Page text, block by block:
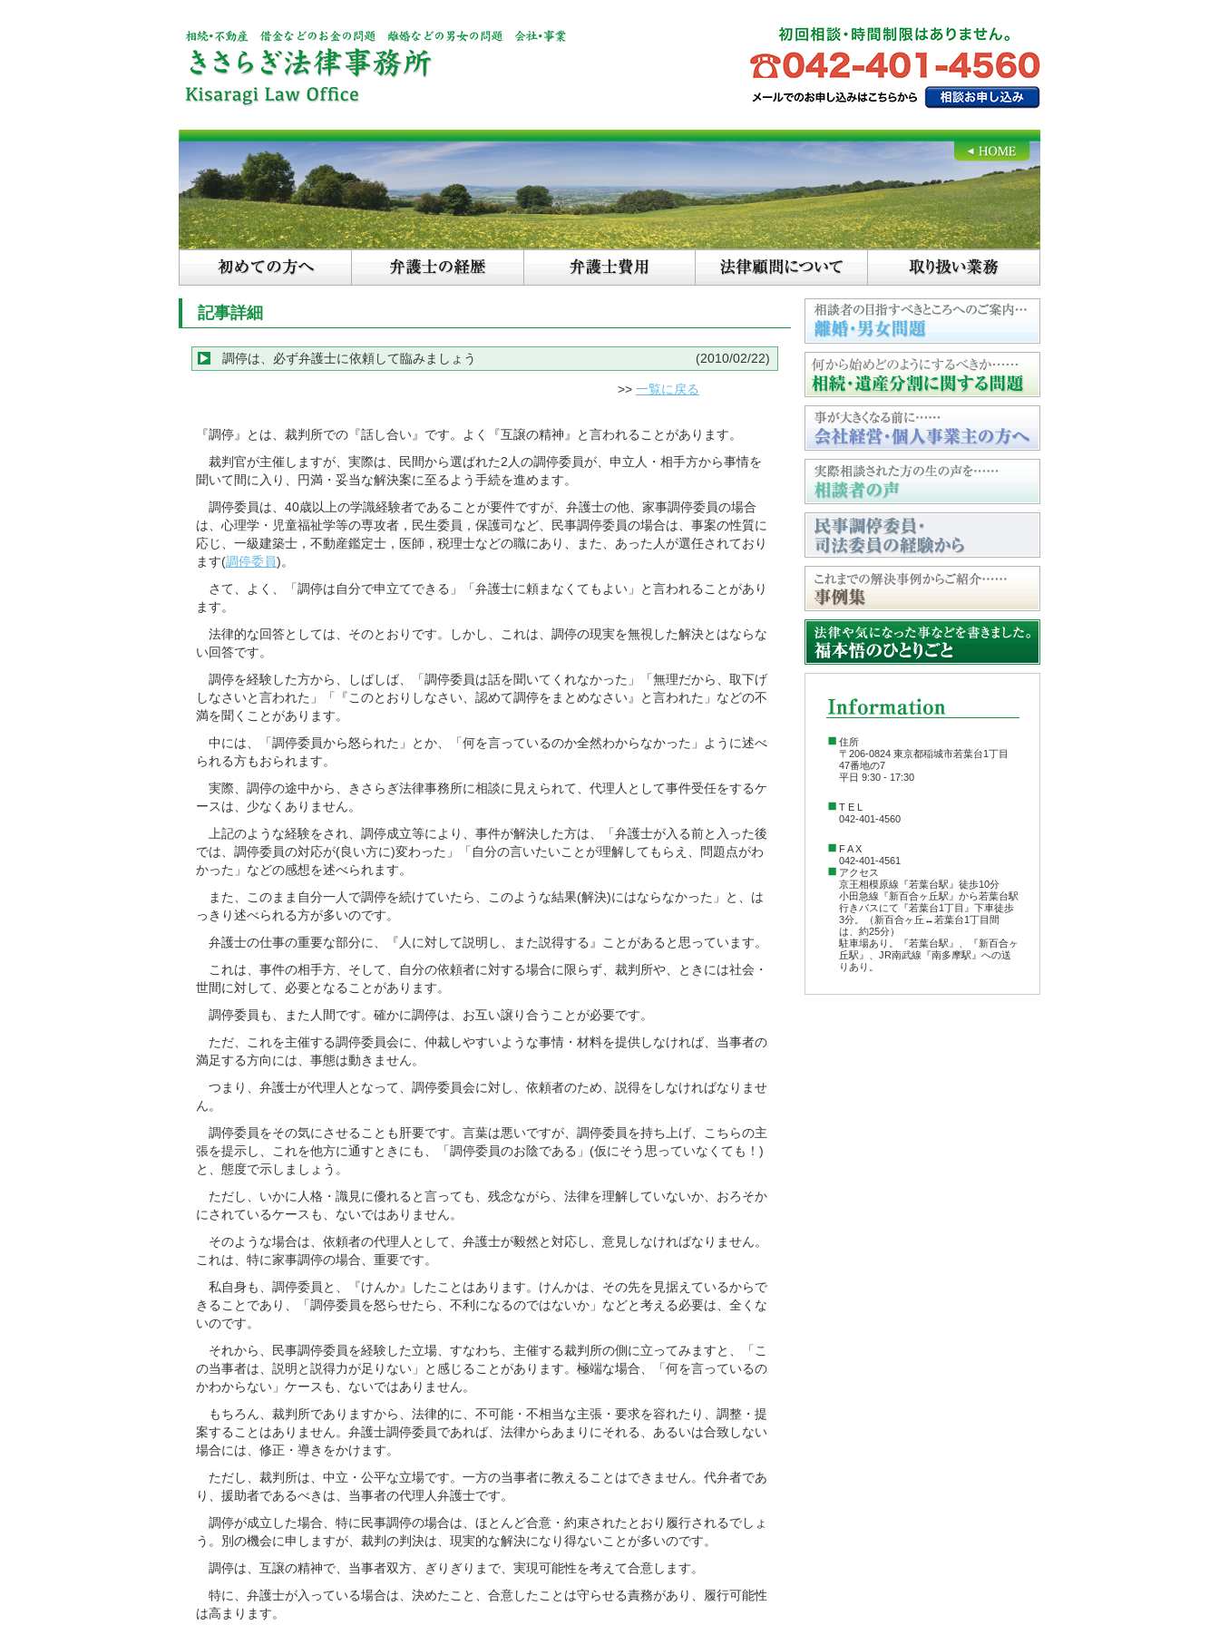
記事詳細
調停は、必ず弁護士に依頼して臨みましょう (2010/02/22)
>> 一覧に戻る
『調停』とは、裁判所での『話し合い』です。よく『互譲の精神』と言われることがあります。
裁判官が主催しますが、実際は、民間から選ばれた2人の調停委員が、申立人・相手方から事情を
聞いて間に入り、円満・妥当な解決案に至るよう手続を進めます。
調停委員は、40歳以上の学識経験者であることが要件ですが、弁護士の他、家事調停委員の場合
は、心理学・児童福祉学等の専攻者，民生委員，保護司など、民事調停委員の場合は、事案の性質に
応じ、一級建築士，不動産鑑定士，医師，税理士などの職にあり、また、あった人が選任されており
ます(調停委員)。
さて、よく、「調停は自分で申立てできる」「弁護士に頼まなくてもよい」と言われることがあり
ます。
法律的な回答としては、そのとおりです。しかし、これは、調停の現実を無視した解決とはならな
い回答です。
調停を経験した方から、しばしば、「調停委員は話を聞いてくれなかった」「無理だから、取下げ
しなさいと言われた」「『このとおりしなさい、認めて調停をまとめなさい』と言われた」などの不
満を聞くことがあります。
中には、「調停委員から怒られた」とか、「何を言っているのか全然わからなかった」ように述べ
られる方もおられます。
実際、調停の途中から、きさらぎ法律事務所に相談に見えられて、代理人として事件受任をするケ
ースは、少なくありません。
上記のような経験をされ、調停成立等により、事件が解決した方は、「弁護士が入る前と入った後
では、調停委員の対応が(良い方に)変わった」「自分の言いたいことが理解してもらえ、問題点がわ
かった」などの感想を述べられます。
また、このまま自分一人で調停を続けていたら、このような結果(解決)にはならなかった」と、は
っきり述べられる方が多いのです。
弁護士の仕事の重要な部分に、『人に対して説明し、また説得する』ことがあると思っています。
これは、事件の相手方、そして、自分の依頼者に対する場合に限らず、裁判所や、ときには社会・
世間に対して、必要となることがあります。
調停委員も、また人間です。確かに調停は、お互い譲り合うことが必要です。
ただ、これを主催する調停委員会に、仲裁しやすいような事情・材料を提供しなければ、当事者の
満足する方向には、事態は動きません。
つまり、弁護士が代理人となって、調停委員会に対し、依頼者のため、説得をしなければなりませ
ん。
調停委員をその気にさせることも肝要です。言葉は悪いですが、調停委員を持ち上げ、こちらの主
張を提示し、これを他方に通すときにも、「調停委員のお陰である」(仮にそう思っていなくても！)
と、態度で示しましょう。
ただし、いかに人格・識見に優れると言っても、残念ながら、法律を理解していないか、おろそか
にされているケースも、ないではありません。
そのような場合は、依頼者の代理人として、弁護士が毅然と対応し、意見しなければなりません。
これは、特に家事調停の場合、重要です。
私自身も、調停委員と、『けんか』したことはあります。けんかは、その先を見据えているからで
きることであり、「調停委員を怒らせたら、不利になるのではないか」などと考える必要は、全くな
いのです。
それから、民事調停委員を経験した立場、すなわち、主催する裁判所の側に立ってみますと、「こ
の当事者は、説明と説得力が足りない」と感じることがあります。極端な場合、「何を言っているの
かわからない」ケースも、ないではありません。
もちろん、裁判所でありますから、法律的に、不可能・不相当な主張・要求を容れたり、調整・提
案することはありません。弁護士調停委員であれば、法律からあまりにそれる、あるいは合致しない
場合には、修正・導きをかけます。
ただし、裁判所は、中立・公平な立場です。一方の当事者に教えることはできません。代弁者であ
り、援助者であるべきは、当事者の代理人弁護士です。
調停が成立した場合、特に民事調停の場合は、ほとんど合意・約束されたとおり履行されるでしょ
う。別の機会に申しますが、裁判の判決は、現実的な解決になり得ないことが多いのです。
調停は、互譲の精神で、当事者双方、ぎりぎりまで、実現可能性を考えて合意します。
特に、弁護士が入っている場合は、決めたこと、合意したことは守らせる責務があり、履行可能性
は高まります。
住所
〒206-0824 東京都稲城市若葉台1丁目
47番地の7
平日 9:30 - 17:30
T E L
042-401-4560
F A X
042-401-4561
アクセス
京王相模原線『若葉台駅』徒歩10分
小田急線『新百合ヶ丘駅』から若葉台駅
行きバスにて『若葉台1丁目』下車徒歩
3分。（新百合ヶ丘↔︎若葉台1丁目間
は、約25分）
駐車場あり。『若葉台駅』、『新百合ヶ
丘駅』、JR南武線『南多摩駅』への送
りあり。